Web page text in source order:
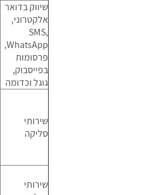
שיווק בדואר
אלקטרוני,
SMS,
WhatsApp,
פרסומות
בפייסבוק,
גוגל וכדומה
שירותי
סליקה
שירותי